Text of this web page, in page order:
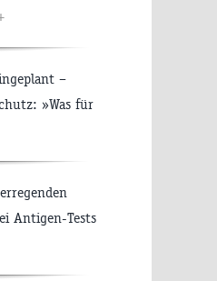
–
»Was für
Antigen-Tests